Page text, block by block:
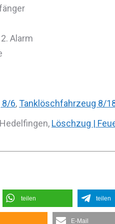
Alarm
8/6,Tanklöschfahrzeug 8/
Löschzug |
teilen teilen
E-Mail